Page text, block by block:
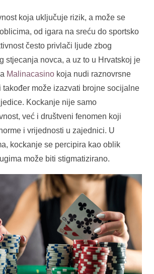
koja uključuje rizik, a može se
od igara na sreću do sportsko
često privlači ljude zbog
stjecanja novca, a uz to u Hrvatskoj je
Malinacasino koja nudi raznovrsne
također može izazvati brojne socijalne
Kockanje nije samo
već i društveni fenomen koji
i vrijednosti u zajednici. U
kockanje se percipira kao oblik
može biti stigmatizirano.